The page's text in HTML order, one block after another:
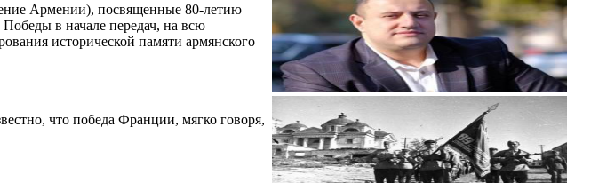
Армении), посвященные 80-летию
в начале передач, на всю
исторической памяти армянского
что победа Франции, мягко говоря,